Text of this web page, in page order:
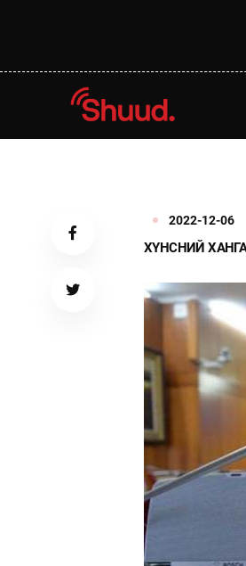
2022-12-06
ХҮНСНИЙ